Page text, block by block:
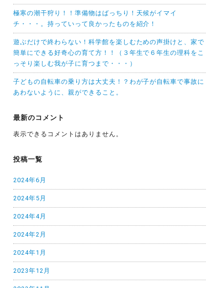
極寒の潮干狩り！！準備物はばっちり！天候がイマイ
チ・・・。持っていって良かったものを紹介！
遊ぶだけで終わらない！科学館を楽しむための声掛けと、家で
簡単にできる好奇心の育て方！！（３年生で６年生の理科をこ
っそり楽しむ我が子に育つまで・・・）
子どもの自転車の乗り方は大丈夫！？わが子が自転車で事故に
あわないように、親ができること。
最新のコメント
表示できるコメントはありません。
投稿一覧
2024年6月
2024年5月
2024年4月
2024年2月
2024年1月
2023年12月